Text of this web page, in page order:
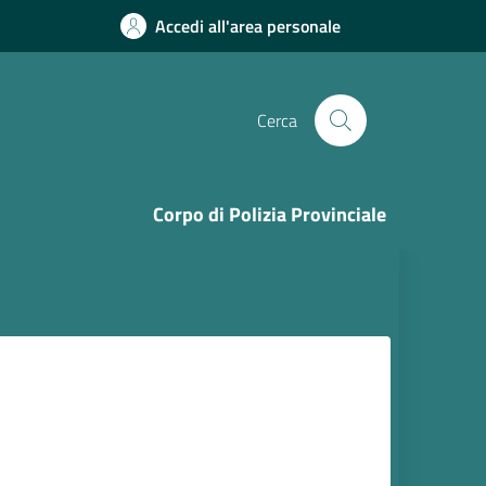
Accedi all'area personale
Cerca
Corpo di Polizia Provinciale